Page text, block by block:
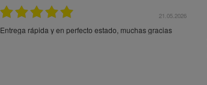
21.05.2026
Entrega rápida y en perfecto estado, muchas gracias